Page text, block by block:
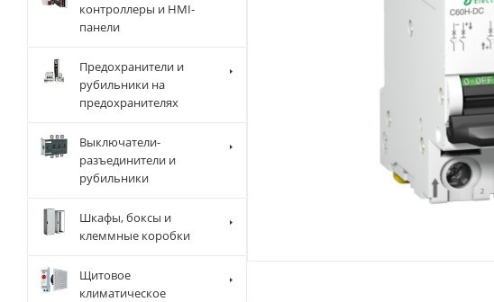
контроллеры и HMI-
панели
Предохранители и
рубильники на
предохранителях
Выключатели-
разъединители и
рубильники
Шкафы, боксы и
клеммные коробки
Щитовое
климатическое